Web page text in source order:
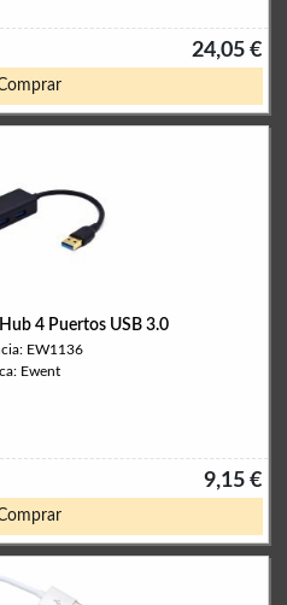
24,05 €
4 Puertos USB 3.0
EW1136
Ewent
9,15 €